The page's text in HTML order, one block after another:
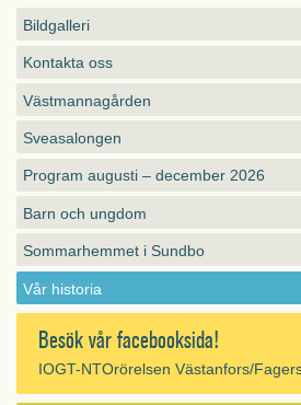
Bildgalleri
Kontakta oss
Västmannagården
Sveasalongen
Program augusti – december 2026
Barn och ungdom
Sommarhemmet i Sundbo
Vår historia
Besök vår facebooksida!
IOGT-NTOrörelsen Västanfors/